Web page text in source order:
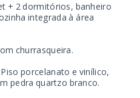
+ 2 dormitórios, banheiro
integrada à área
churrasqueira.
porcelanato e vinílico,
pedra quartzo branco.